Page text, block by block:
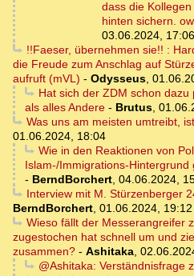
dass die
hinten sichern.
03.06.2024, 17:06
!!Faeser, übernehmen sie!! :
die Freude zum Anschlag auf
aufruft (mVL) - Odysseus,
Hat sich der ZDM schon
als alles Andere - Brutus,
Was uns am meisten umtreibt,
01.06.2024, 18:04
Wie in den Reaktionen von
Islam-/Immigrations-
- BerndBorchert, 04.06.2024,
Interview mit M. Stürzenberger
BerndBorchert, 01.06.2024, 19:12
Wieso fällt der Messerangreifer
zugestochen hat schnell um und
zusammen? - Ashitaka,
@Ashitaka: Verständnisfrage